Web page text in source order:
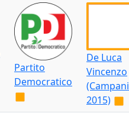
Partito
Democratico
De Luca
Vincenzo
2015)